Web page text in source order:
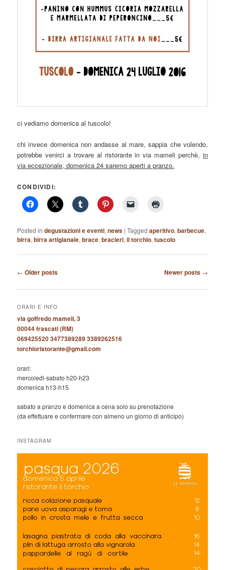
ci vediamo domenica al tuscolo!
chi invece domenica non andasse al mare, sappia che volendo,
potrebbe venirci a trovare al ristorante in via mameli perchè, in
via eccezionale, domenica 24 saremo aperti a pranzo.
CONDIVIDI:
Posted in degustazioni e eventi,news |Tagged aperitivo,barbecue,
birra,birra artigianale,brace,bracieri,il torchio,tuscolo
Post
← Older posts Newer posts →
ORARI E INFO
via goffredo mameli, 3
00044 frascati (RM)
069425520 3477389289 3389262516
torchioristorante@gmail.com
orari:
mercoledì-sabato h20-h23
domenica h13-h15
sabato a pranzo e domenica a cena solo su prenotazione
(da effettuare e confermare con almeno un giorno di anticipo)
INSTAGRAM